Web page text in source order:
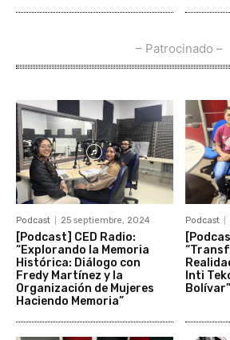
– Patrocinado –
Podcast 25 septiembre, 2024
[Podcast] CED Radio:
“Explorando la Memoria
Histórica: Diálogo con
Fredy Martínez y la
Organización de Mujeres
Haciendo Memoria”
Podcast
Inti
Bolívar”